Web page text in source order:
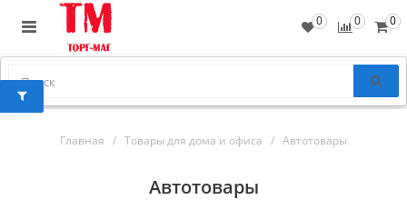
0
0
0
Главная Товары для дома и офиса Автотовары
Автотовары